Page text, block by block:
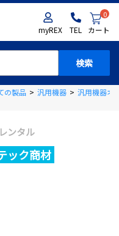
myREX TEL
0
カート
の製品 > 汎用機器 > 汎用機器オ
ンタル
ック商材